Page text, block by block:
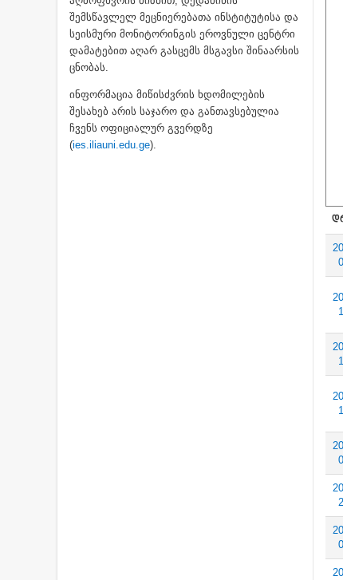
შემსწავლელ მეცნიერებათა ინსტიტუტისა და
სეისმური მონიტორინგის ეროვნული ცენტრი
დამატებით აღარ გასცემს მსგავსი შინაარსის
ცნობას.
ინფორმაცია მიწისძვრის ხდომილების
შესახებ არის საჯარო და განთავსებულია
ჩვენს ოფიციალურ გვერდზე
(ies.iliauni.edu.ge).